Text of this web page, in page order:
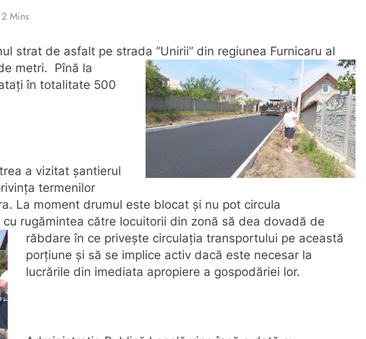
2 Mins
strat de asfalt pe strada ”Unirii” din regiunea Furnicaru al
metri. Pînă la
în totalitate 500
a vizitat șantierul
termenilor
La moment drumul este blocat și nu pot circula
rugămintea către locuitorii din zonă să dea dovadă de
răbdare în ce privește circulația transportului pe această
porțiune și să se implice activ dacă este necesar la
lucrările din imediata apropiere a gospodăriei lor.